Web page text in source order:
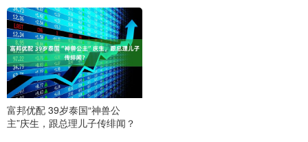
富邦优配 39岁泰国“神兽公
主”庆生，跟总理儿子传绯闻？